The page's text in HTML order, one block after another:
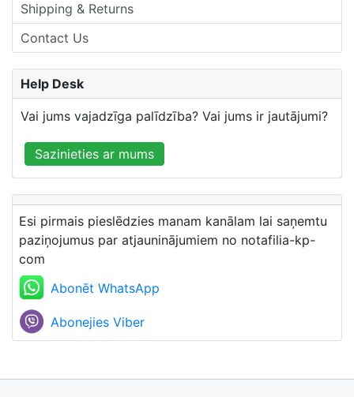
Shipping & Returns
Contact Us
Help Desk
Vai jums vajadzīga palīdzība? Vai jums ir jautājumi?
Sazinieties ar mums
Esi pirmais pieslēdzies manam kanālam lai saņemtu
paziņojumus par atjauninājumiem no notafilia-kp-
com
Abonēt WhatsApp
Abonejies Viber